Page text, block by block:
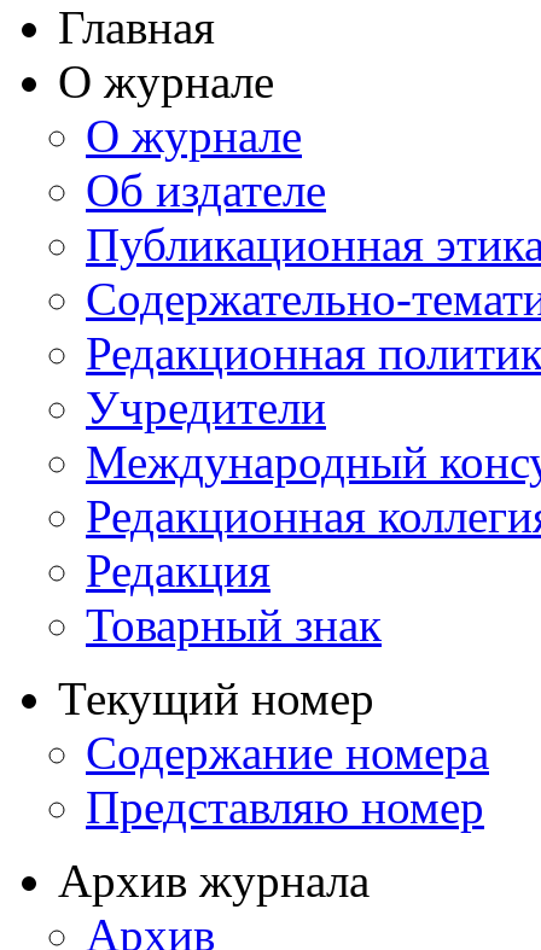
Главная
О журнале
О журнале
Об издателе
Публикационная
Содержательно-
Редакционная
Учредители
Международный
Редакционная
Редакция
Товарный знак
Текущий номер
Содержание номера
Представляю номер
Архив журнала
Архив